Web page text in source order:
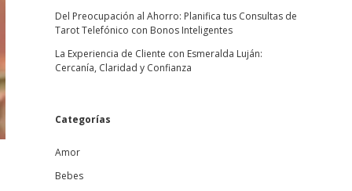
Del Preocupación al Ahorro: Planifica tus Consultas de
Tarot Telefónico con Bonos Inteligentes
La Experiencia de Cliente con Esmeralda Luján:
Cercanía, Claridad y Confianza
Categorías
Amor
Bebes